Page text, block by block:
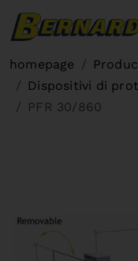
homepage
Dispositivi di
PFR 30/860